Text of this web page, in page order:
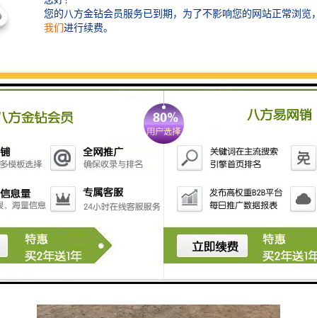
5. **污水提升泵站**：在地势较低的地区，用于将污水
提升至处理设施或排放点。
流量、污水产生量、水质要求以及环保法规等因素。同
时，设备的维护和管理也重要，以确保其长期有效运
行。